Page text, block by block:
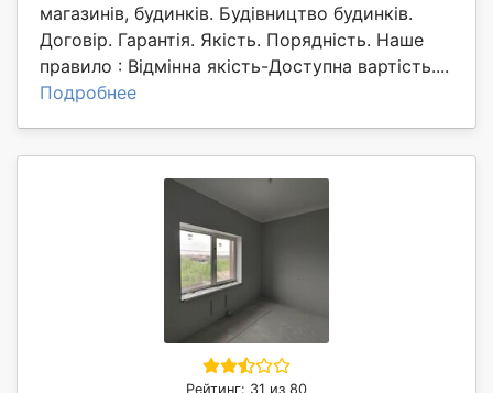
магазинів, будинків. Будівництво будинків.
Договір. Гарантія. Якість. Порядність. Наше
правило : Відмінна якість-Доступна вартість....
Подробнее
Рейтинг: 31 из 80